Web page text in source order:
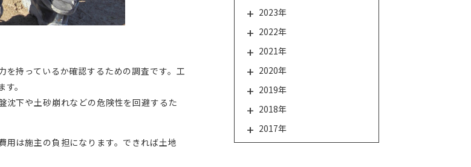
持っているか確認するための調査です。工
。
沈下や土砂崩れなどの危険性を回避するた
用は施主の負担になります。できれば土地
2023年
2022年
2021年
2020年
2019年
2018年
2017年